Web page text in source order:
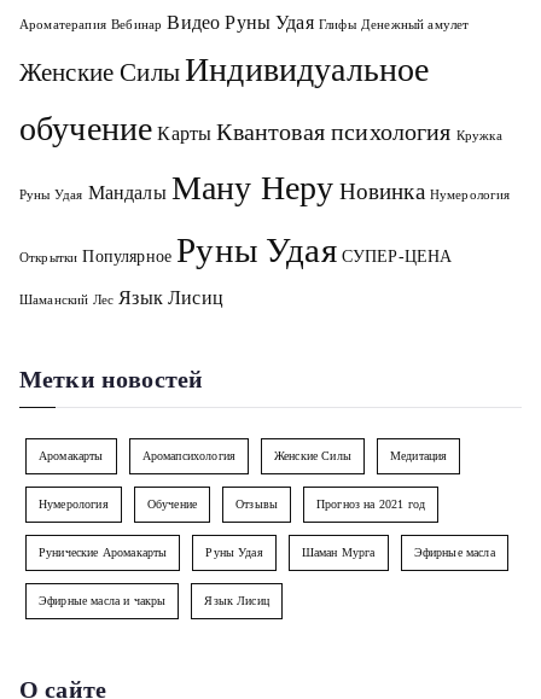
Ароматерапия Вебинар Видео Руны Удая Глифы Денежный амулет
Женские СилыИндивидуальное
обучение Карты Квантовая психология Кружка
Руны Удая Мандалы Ману Неру Новинка Нумерология
Открытки Популярное Руны Удая СУПЕР-ЦЕНА
Шаманский Лес Язык Лисиц
Метки новостей
Аромакарты Аромапсихология Женские Силы Медитация
Нумерология Обучение Отзывы Прогноз на 2021 год
Рунические Аромакарты Руны Удая Шаман Мурга Эфирные масла
Эфирные масла и чакры Язык Лисиц
О сайте